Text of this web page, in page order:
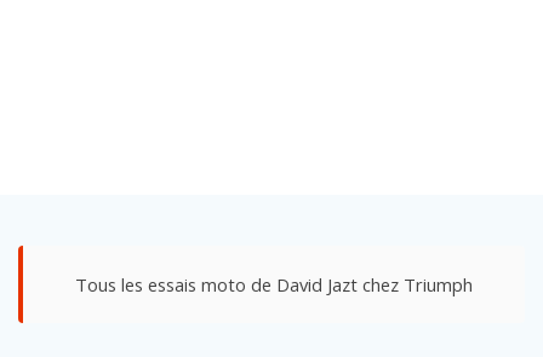
Tous les essais moto de David Jazt chez Triumph